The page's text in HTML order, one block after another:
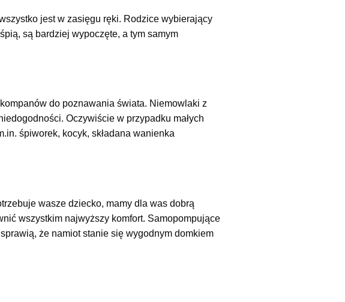
jest w zasięgu ręki. Rodzice wybierający
są bardziej wypoczęte, a tym samym
do poznawania świata. Niemowlaki z
Oczywiście w przypadku małych
śpiworek, kocyk, składana wanienka
wasze dziecko, mamy dla was dobrą
wszystkim najwyższy komfort. Samopompujące
że namiot stanie się wygodnym domkiem